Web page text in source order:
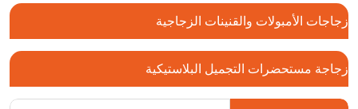
زجاجات الأمبولات والقنينات الزجاجية
زجاجة مستحضرات التجميل البلاستيكية